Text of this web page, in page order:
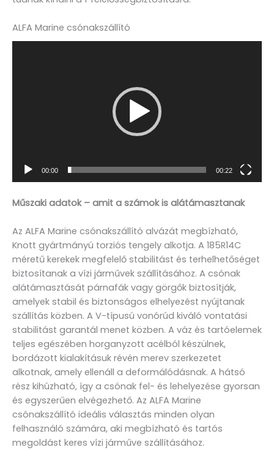
ALFA Marine csónakszállító
00:00 00:22
Műszaki adatok – amit a számok is alátámasztanak
Az ALFA Marine csónakszállító alvázát megbízható,
Knott gyártmányú torziós tengely alkotja. A 185R14C
méretű kerekek megfelelő stabilitást és terhelhetőséget
biztosítanak a vízi járművek szállításához. A csónak
alátámasztását párnafák vagy görgők biztosítják,
amelyek stabil és biztonságos elhelyezést nyújtanak
szállítás közben. A V-típusú vonórúd kiváló vontatási
stabilitást garantál menet közben. A váz és tartóelemek
teljes egészében horganyzott acélból készülnek,
bordázott kialakításuk révén merev szerkezetet
alkotnak, amely ellenáll a deformálódásnak. A hátsó
rész kihúzható, így a csónak fel- és lehelyezése gyorsan
és egyszerűen elvégezhető. Az ALFA Marine
csónakszállító ideális választás minden olyan
felhasználó számára, aki megbízható és tartós
megoldást keres vízi járműve szállításához.